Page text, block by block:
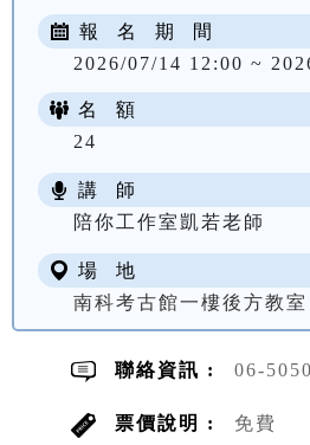
報 名 期 間
2026/07/14 12:00 ~
名 額
24
講 師
陪你工作室凱若老師
場 地
南科考古館一樓後方教室
聯絡資訊 : 06-
票價說明 : 免費